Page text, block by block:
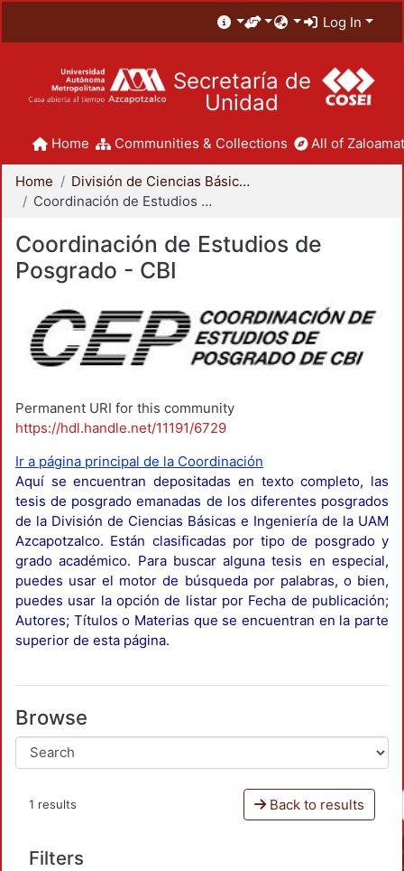
Log In
Secretaría de
Unidad
Home Communities & Collections All of
Home
División de Ciencias Básicas e Ingeniería
Coordinación de Estudios de Posgrado - CBI
Coordinación de Estudios de
Posgrado - CBI
Permanent URI for this community
https://hdl.handle.net/11191/6729
Ir a página principal de la Coordinación
Aquí se encuentran depositadas en texto completo, las
tesis de posgrado emanadas de los diferentes posgrados
de la División de Ciencias Básicas e Ingeniería de la UAM
Azcapotzalco. Están clasificadas por tipo de posgrado y
grado académico. Para buscar alguna tesis en especial,
puedes usar el motor de búsqueda por palabras, o bien,
puedes usar la opción de listar por Fecha de publicación;
Autores; Títulos o Materias que se encuentran en la parte
superior de esta página.
Browse
1 results Back to results
Filters